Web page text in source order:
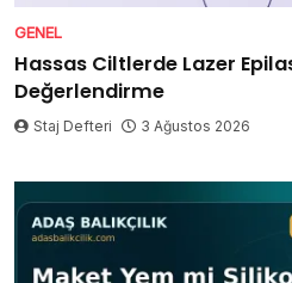
GENEL
Hassas Ciltlerde Lazer
Değerlendirme
Staj Defteri 3 Ağustos 2026